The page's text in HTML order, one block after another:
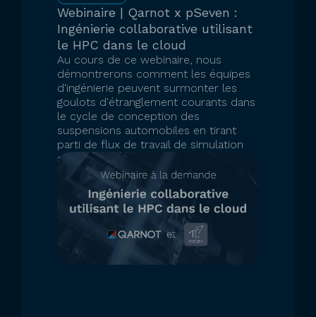
Webinaire | Qarnot x pSeven :
Ingénierie collaborative utilisant
le HPC dans le cloud
Au cours de ce webinaire, nous
démontrerons comment les équipes
d'ingénierie peuvent surmonter les
goulots d'étranglement courants dans
le cycle de conception des
suspensions automobiles en tirant
parti de flux de travail de simulation
automatisés et de ressources de
calcul cloud évolutives.
INSCRIPTION